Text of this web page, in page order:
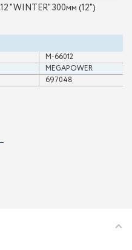
"WINTER" 300мм (12")
M-66012
MEGAPOWER
697048